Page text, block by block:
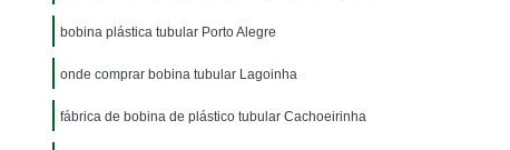
bobina plástica tubular Porto Alegre
onde comprar bobina tubular Lagoinha
fábrica de bobina de plástico tubular Cachoeirinha